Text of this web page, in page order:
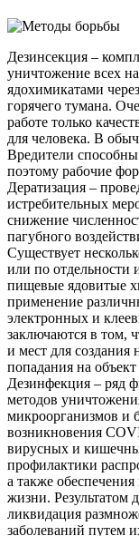
Дезинсекция –
уничтожение всех
ядохимикатами
горячего тумана.
работе только
для человека. В
Вредители
поэтому рабочие
Дератизация –
истребительных
снижение
пагубного
Существует
или по отдельности
пищевые ядовитые
применение
электронных и
заключаются в том,
и мест для
попадания на объект
Дезинфекция – ряд
методов
микроорганизмов и
возникновения
вирусных и
профилактики
а также
жизни. Результатом
ликвидация
заболеваний путем